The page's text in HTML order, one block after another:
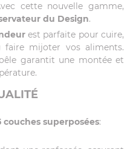
cette nouvelle gamme,
du Design.
est parfaite pour cuire,
mijoter vos aliments.
garantit une montée et
couches superposées: